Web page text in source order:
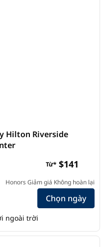
Hilton Riverside
Suites by Hilton
Từ* $141
Honors Giảm giá Không hoàn lại
Chọn ngày
ngoài trời
1/12
ảnh